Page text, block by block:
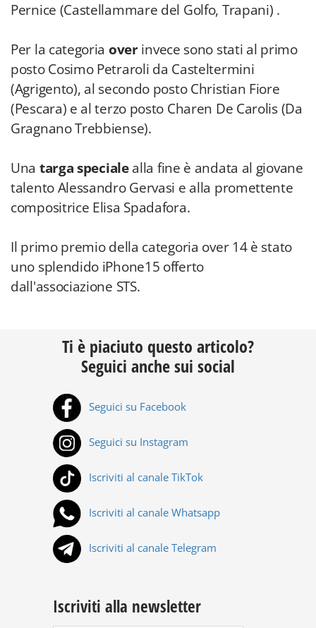
Pernice (Castellammare del Golfo, Trapani) .
Per la categoria overinvece sono stati al primo
posto Cosimo Petraroli da Casteltermini
(Agrigento), al secondo posto Christian Fiore
(Pescara) e al terzo posto Charen De Carolis (Da
Gragnano Trebbiense).
Una targa specialealla fine è andata al giovane
talento Alessandro Gervasi e alla promettente
compositrice Elisa Spadafora.
Il primo premio della categoria over 14 è stato
uno splendido iPhone15 offerto
dall'associazione STS.
Ti è piaciuto questo articolo?
Seguici anche sui social
Seguici su Facebook
Seguici su Instagram
Iscriviti al canale TikTok
Iscriviti al canale Whatsapp
Iscriviti al canale Telegram
Iscriviti alla newsletter